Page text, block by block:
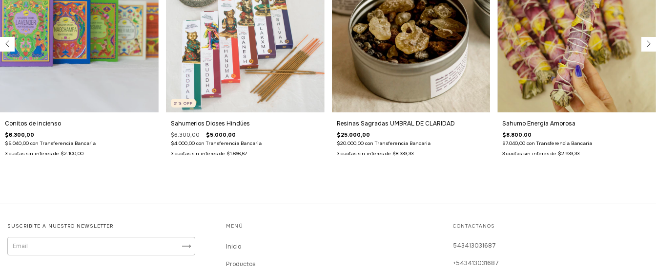
Conitos de incienso
$6.300,00
$5.040,00 con Transferencia Bancaria
3 cuotas sin interés de $2.100,00
21 % OFF
Sahumerios Dioses Hindúes
$6.300,00 $5.000,00
$4.000,00 con Transferencia Bancaria
3 cuotas sin interés de $1.666,67
Resinas Sagradas UMBRAL DE CLARIDAD
$25.000,00
$20.000,00 con Transferencia Bancaria
3 cuotas sin interés de $8.333,33
Sahumo Energia Amorosa
$8.800,00
$7.040,00con Transferencia Bancaria
3 cuotas sin interés de $2.933,33
SUSCRIBITE A NUESTRO NEWSLETTER MENÚ
Inicio
Productos
CONTACTANOS
543413031687
+543413031687